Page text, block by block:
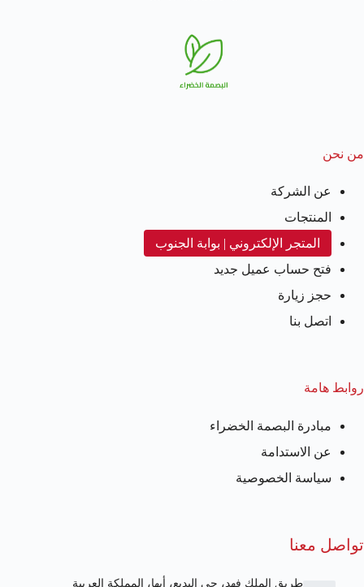
من نحن
عن الشركة
المنتجات
المتجر الإلكتروني | بوابة الجنوب
فتح حساب عميل جديد
حجز زيارة
اتصل بنا
روابط هامة
مبادرة البصمة الخضراء
عن الاستدامة
سياسة الخصوصية
تواصل معنا
طريق الملك فهد، حي البديع، أبها، المملكة العربية